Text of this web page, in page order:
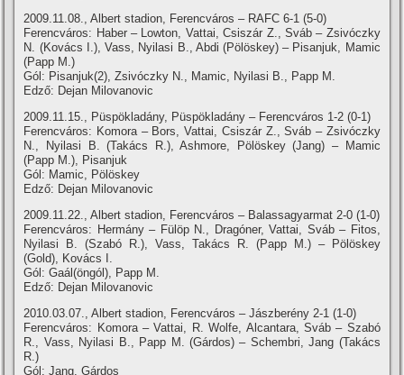
2009.11.08., Albert stadion, Ferencváros – RAFC 6-1 (5-0)
Ferencváros: Haber – Lowton, Vattai, Csiszár Z., Sváb – Zsivóczky
N. (Kovács I.), Vass, Nyilasi B., Abdi (Pölöskey) – Pisanjuk, Mamic
(Papp M.)
Gól: Pisanjuk(2), Zsivóczky N., Mamic, Nyilasi B., Papp M.
Edző: Dejan Milovanovic
2009.11.15., Püspökladány, Püspökladány – Ferencváros 1-2 (0-1)
Ferencváros: Komora – Bors, Vattai, Csiszár Z., Sváb – Zsivóczky
N., Nyilasi B. (Takács R.), Ashmore, Pölöskey (Jang) – Mamic
(Papp M.), Pisanjuk
Gól: Mamic, Pölöskey
Edző: Dejan Milovanovic
2009.11.22., Albert stadion, Ferencváros – Balassagyarmat 2-0 (1-0)
Ferencváros: Hermány – Fülöp N., Dragóner, Vattai, Sváb – Fitos,
Nyilasi B. (Szabó R.), Vass, Takács R. (Papp M.) – Pölöskey
(Gold), Kovács I.
Gól: Gaál(öngól), Papp M.
Edző: Dejan Milovanovic
2010.03.07., Albert stadion, Ferencváros – Jászberény 2-1 (1-0)
Ferencváros: Komora – Vattai, R. Wolfe, Alcantara, Sváb – Szabó
R., Vass, Nyilasi B., Papp M. (Gárdos) – Schembri, Jang (Takács
R.)
Gól: Jang, Gárdos